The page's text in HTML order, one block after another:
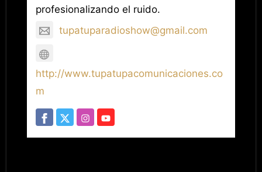
profesionalizando el ruido.
tupatuparadioshow@gmail.com
http://www.tupatupacomunicaciones.co
m